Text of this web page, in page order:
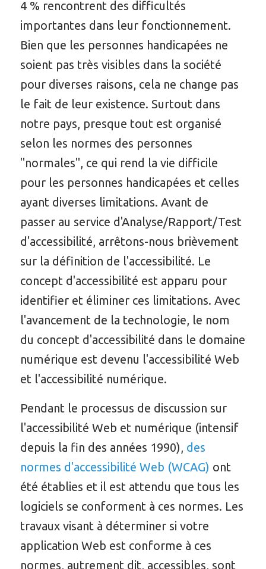
4 % rencontrent des difficultés
importantes dans leur fonctionnement.
Bien que les personnes handicapées ne
soient pas très visibles dans la société
pour diverses raisons, cela ne change pas
le fait de leur existence. Surtout dans
notre pays, presque tout est organisé
selon les normes des personnes
"normales", ce qui rend la vie difficile
pour les personnes handicapées et celles
ayant diverses limitations. Avant de
passer au service d'Analyse/Rapport/Test
d'accessibilité, arrêtons-nous brièvement
sur la définition de l'accessibilité. Le
concept d'accessibilité est apparu pour
identifier et éliminer ces limitations. Avec
l'avancement de la technologie, le nom
du concept d'accessibilité dans le domaine
numérique est devenu l'accessibilité Web
et l'accessibilité numérique.
Pendant le processus de discussion sur
l'accessibilité Web et numérique (intensif
depuis la fin des années 1990), des
normes d'accessibilité Web (WCAG) ont
été établies et il est attendu que tous les
logiciels se conforment à ces normes. Les
travaux visant à déterminer si votre
application Web est conforme à ces
normes, autrement dit, accessibles, sont